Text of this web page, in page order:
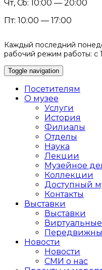
Чт, Сб: 10:00 — 20:00
Пт: 10:00 — 17:00
Каждый последний
рабочий режим работы: с
Toggle navigation
Посетителям
О музее
Услуги
История
Филиалы
Отделы
Наука
Лекции
Музейное
Коллекции
Доступный
Контакты
Выставки
Выставки
Новости
Новости
СМИ о нас